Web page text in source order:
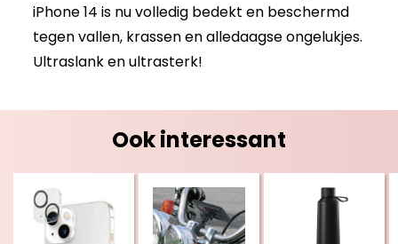
iPhone 14 is nu volledig bedekt en beschermd
tegen vallen, krassen en alledaagse ongelukjes.
Ultraslank en ultrasterk!
Ook interessant